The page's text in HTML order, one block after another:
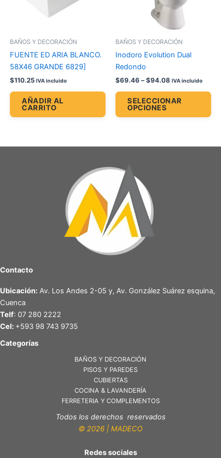
BAÑOS Y DECORACIÓN
FUENTE ED ARIA BLANCO.
58X46 GRANDE 6829]
$110.25 IVA incluido
AÑADIR AL
CARRITO
BAÑOS Y DECORACIÓN
Inodoro Evolution Dual
Redondo
$69.46 –$94.08 IVA incluido
SELECCIONAR
OPCIONES
de
Contacto
Ubicación: Av. Los Andes 2-05 y, Av. González Suárez esquina,
Cuenca
Telf: 07 280 2222
Cel: +593 98 743 9735
Categorías
BAÑOS Y DECORACIÓN
PISOS Y PAREDES
CUBIERTAS
COCINA & LAVANDERÍA
FERRETERIA Y COMPLEMENTOS
Todos los derechos reservados
© 2026 | MADECO
Redes sociales